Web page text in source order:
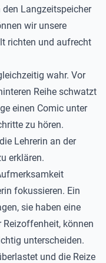
Langzeitspeicher
wir unsere
richten und aufrecht
wahr. Vor
Reihe schwatzt
einen Comic unter
zu hören.
Lehrerin an der
erklären.
fokussieren. Ein
sie haben eine
können
unterscheiden.
und die Reize